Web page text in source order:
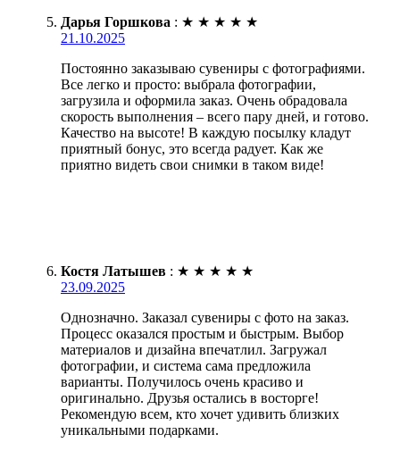
Дарья Горшкова : ★ ★ ★ ★ ★
21.10.2025
Постоянно заказываю сувениры с фотографиями.
Все легко и просто: выбрала фотографии,
загрузила и оформила заказ. Очень обрадовала
скорость выполнения – всего пару дней, и готово.
Качество на высоте! В каждую посылку кладут
приятный бонус, это всегда радует. Как же
приятно видеть свои снимки в таком виде!
Костя Латышев : ★ ★ ★ ★ ★
23.09.2025
Однозначно. Заказал сувениры с фото на заказ.
Процесс оказался простым и быстрым. Выбор
материалов и дизайна впечатлил. Загружал
фотографии, и система сама предложила
варианты. Получилось очень красиво и
оригинально. Друзья остались в восторге!
Рекомендую всем, кто хочет удивить близких
уникальными подарками.